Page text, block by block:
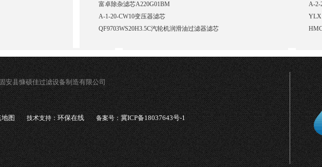
富卓除杂滤芯A220G01BM
A-2-
A-1-20-CW10变压器滤芯
QF9703WS20H3.5C汽轮机润滑油过滤器滤芯
安县慷硕佳过滤设备制造有限公司
图 技术支持：环保在线 备案号：冀ICP备18037643号-1